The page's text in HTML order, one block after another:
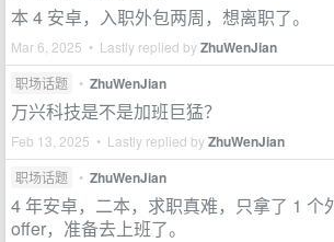
本 4 安卓，入职外包两周，想离职了。
Mar 6, 2025 • Lastly replied byZhuWenJian
职场话题 • ZhuWenJian
万兴科技是不是加班巨猛？
Feb 13, 2025 • Lastly replied byZhuWenJian
职场话题 • ZhuWenJian
4 年安卓，二本，求职真难，只拿了 1 个
offer，准备去上班了。